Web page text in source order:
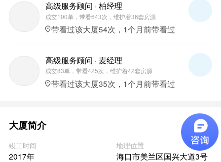
高级服务顾问 · 柏经理
成交100单，带看643次，维护着36套房源
带看过该大厦54次，1个月前带看过
高级服务顾问 · 麦经理
成交83单，带看425次，维护着42套房源
带看过该大厦35次，1个月前带看过
大厦简介
竣工时间
2017年
地理位置
海口市美兰区国兴大道3号